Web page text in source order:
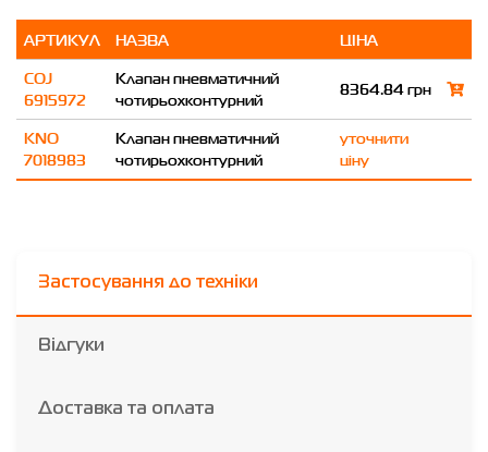
АРТИКУЛ НАЗВА
ЦІНА
COJ
6915972
Клапан пневматичний
чотирьохконтурний
8364.84 грн
KNO
7018983
Клапан пневматичний
чотирьохконтурний
уточнити
ціну
Застосування до техніки
Відгуки
Доставка та оплата